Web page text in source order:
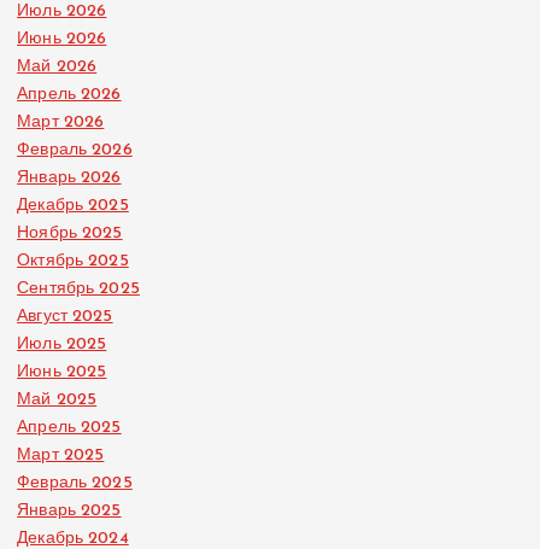
Июль 2026
Июнь 2026
Май 2026
Апрель 2026
Март 2026
Февраль 2026
Январь 2026
Декабрь 2025
Ноябрь 2025
Октябрь 2025
Сентябрь 2025
Август 2025
Июль 2025
Июнь 2025
Май 2025
Апрель 2025
Март 2025
Февраль 2025
Январь 2025
Декабрь 2024